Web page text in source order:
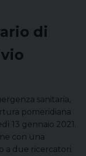
di
sanitaria,
pomeridiana
13 gennaio 2021.
con una
a due ricercatori.